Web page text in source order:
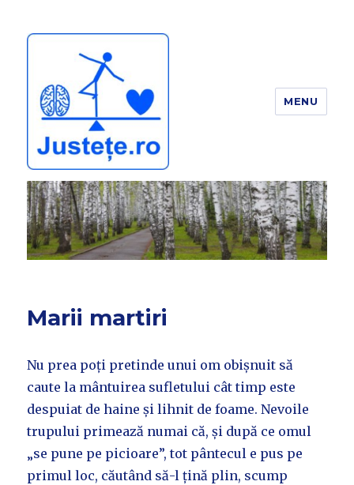
JUSTEȚE
MENU
Marii martiri
Nu prea poți pretinde unui om obișnuit să
caute la mântuirea sufletului cât timp este
despuiat de haine și lihnit de foame. Nevoile
trupului primează numai că, și după ce omul
„se pune pe picioare”, tot pântecul e pus pe
primul loc, căutând să-l țină plin, scump